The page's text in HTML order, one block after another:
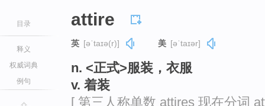
目录
释义
权威词典
例句
attire
英 [əˈtaɪə(r)] 美 [əˈtaɪər]
n. <正式>服装，衣服
v. 着装
[ 第三人称单数 attires 现在分词